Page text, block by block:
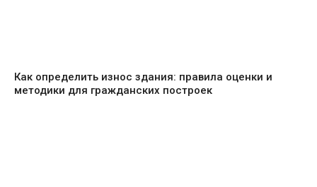
Как определить износ здания: правила оценки и
методики для гражданских построек